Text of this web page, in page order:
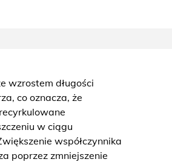
wzrostem długości
co oznacza, że
w ciągu
współczynnika
poprzez zmniejszenie